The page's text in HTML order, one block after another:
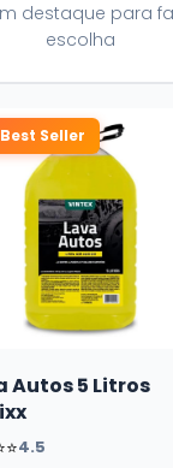
destaque para
escolha
Best Seller
Autos 5 Litros
4.5